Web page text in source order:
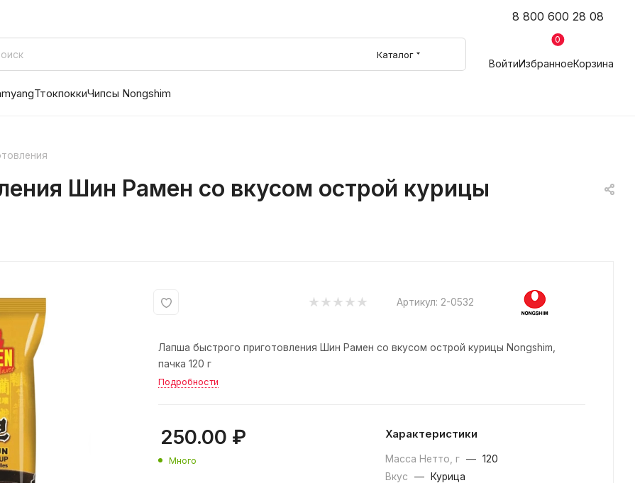
8 800 600 28 08
Каталог
ВойтиИзбранное
0
Корзина
ТтокпоккиЧипсы Nongshim
Шин Рамен со вкусом острой курицы
Артикул: 2-0532
Лапша быстрого приготовления Шин Рамен со вкусом острой курицы Nongshim,
пачка 120 г
Подробности
250.00 ₽
Много
Характеристики
Масса Нетто, г — 120
Вкус
—
Курица